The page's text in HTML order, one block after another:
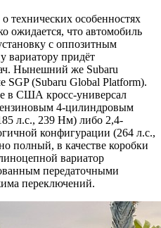
особенностях
ожидается, что автомобиль
с оппозитным
вариатору придёт
Нынешний же Subaru
SGP (Subaru Global Platform).
в США кросс-универсал
4-цилиндровым
л.с., 239 Нм) либо 2,4-
конфигурации (264 л.с.,
полный, в качестве коробки
вариатор
передаточными
переключений.